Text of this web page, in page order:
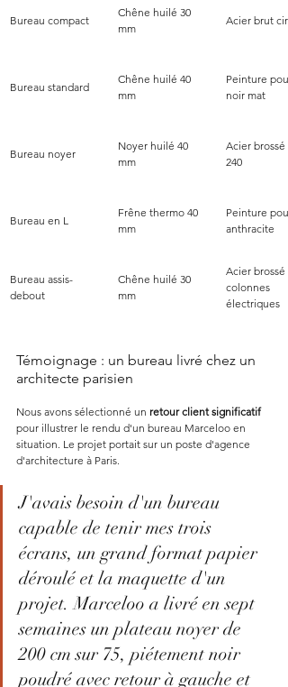
Bureau compact
Chêne huilé 30
mm
Acier brut ciré
Bureau standard
Chêne huilé 40
mm
Peinture
noir mat
Bureau noyer
Noyer huilé 40
mm
Acier brossé
240
Bureau en L
Frêne thermo 40
mm
Peinture
anthracite
Bureau assis-
debout
Chêne huilé 30
mm
Acier brossé
colonnes
électriques
Témoignage : un bureau livré chez un
architecte parisien
Nous avons sélectionné un retour client significatif
pour illustrer le rendu d'un bureau Marceloo en
situation. Le projet portait sur un poste d'agence
d'architecture à Paris.
J'avais besoin d'un bureau
capable de tenir mes trois
écrans, un grand format papier
déroulé et la maquette d'un
projet. Marceloo a livré en sept
semaines un plateau noyer de
200 cm sur 75, piétement noir
poudré avec retour à gauche et